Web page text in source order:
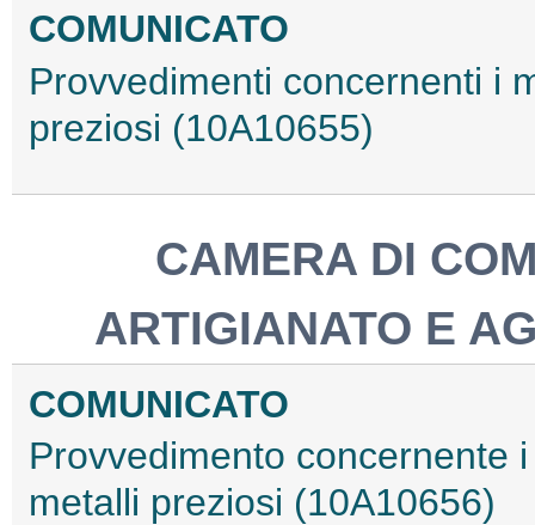
COMUNICATO
Provvedimenti concernenti i
preziosi (10A10655)
CAMERA DI
ARTIGIANATO E
COMUNICATO
Provvedimento concernente
metalli preziosi (10A10656)